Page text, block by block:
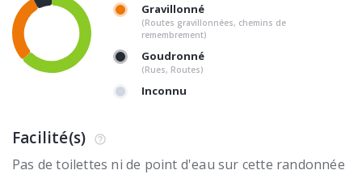
Gravillonné
(Routes gravillonnées, chemins de
remembrement)
Goudronné
(Rues, Routes)
Inconnu
Facilité(s)
Pas de toilettes ni de point d'eau sur cette randonnée